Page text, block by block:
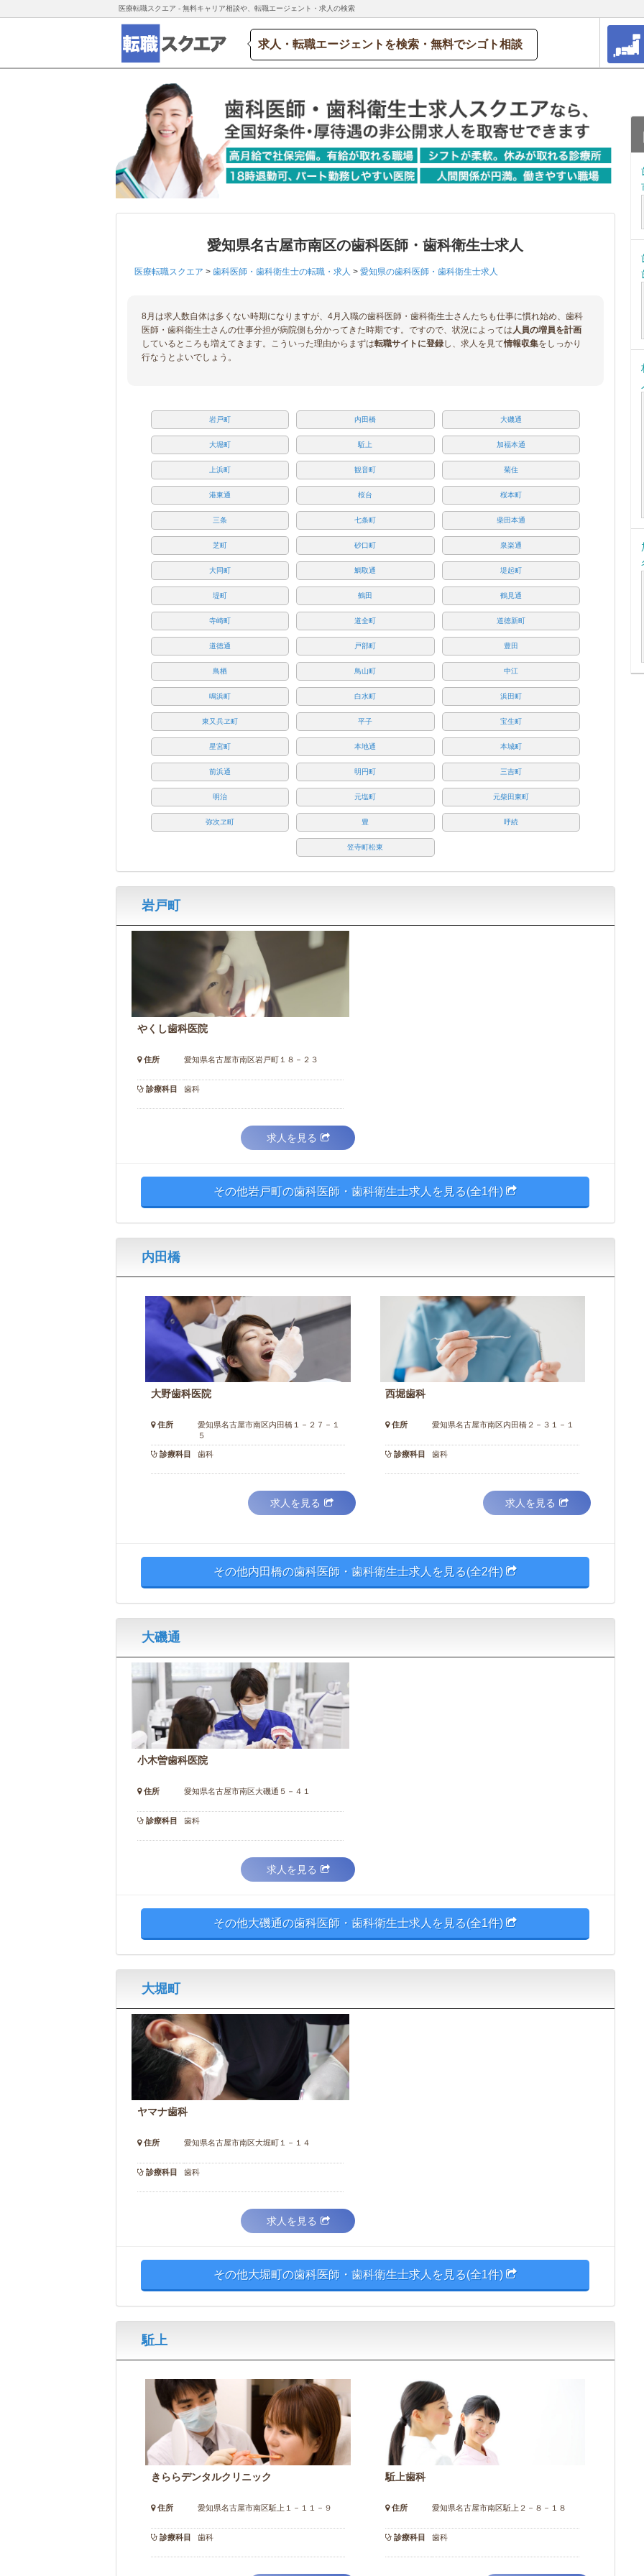
医療転職スクエア - 無料キャリア相談や、転職エージェント・求人の検索
求人・転職エージェントを検索・無料でシゴト相談
愛知県名古屋市南区の歯科医師・歯科衛生士求人
医療転職スクエア > 歯科医師・歯科衛生士の転職・求人 > 愛知県の歯科医師・歯科衛生士求人
8月は求人数自体は多くない時期になりますが、4月入職の歯科医師・歯科衛生士さんたちも仕事に慣れ始め、歯科
医師・歯科衛生士さんの仕事分担が病院側も分かってきた時期です。ですので、状況によっては人員の増員を計画
しているところも増えてきます。こういった理由からまずは転職サイトに登録し、求人を見て情報収集をしっかり
行なうとよいでしょう。
岩戸町 内田橋 大磯通
大堀町 駈上 加福本通
上浜町 観音町 菊住
港東通 桜台 桜本町
三条 七条町 柴田本通
芝町 砂口町 泉楽通
大同町 鯛取通 堤起町
堤町 鶴田 鶴見通
寺崎町 道全町 道徳新町
道徳通 戸部町 豊田
鳥栖 鳥山町 中江
鳴浜町 白水町 浜田町
東又兵ヱ町 平子 宝生町
星宮町 本地通 本城町
前浜通 明円町 三吉町
明治 元塩町 元柴田東町
弥次ヱ町 豊 呼続
笠寺町松東
岩戸町
やくし歯科医院
住所 愛知県名古屋市南区岩戸町１８－２３
診療科目 歯科
求人を見る
その他岩戸町の歯科医師・歯科衛生士求人を見る(全1件)
内田橋
大野歯科医院
住所
愛知県名古屋市南区内田橋１－２７－１
５
診療科目 歯科
求人を見る
西堀歯科
住所 愛知県名古屋市南区内田橋２－３１－１
診療科目 歯科
求人を見る
その他内田橋の歯科医師・歯科衛生士求人を見る(全2件)
大磯通
小木曽歯科医院
住所 愛知県名古屋市南区大磯通５－４１
診療科目 歯科
求人を見る
その他大磯通の歯科医師・歯科衛生士求人を見る(全1件)
大堀町
ヤマナ歯科
住所 愛知県名古屋市南区大堀町１－１４
診療科目 歯科
求人を見る
その他大堀町の歯科医師・歯科衛生士求人を見る(全1件)
駈上
きららデンタルクリニック
住所 愛知県名古屋市南区駈上１－１１－９
診療科目 歯科
駈上歯科
住所 愛知県名古屋市南区駈上２－８－１８
診療科目 歯科